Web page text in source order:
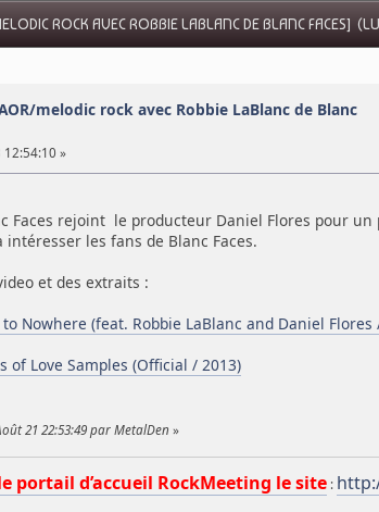
ROCK AVEC ROBBIE LABLANC DE BLANC FACES]
melodic rock avec Robbie LaBlanc de Blanc
»
Faces rejoint le producteur Daniel Flores pour
intéresser les fans de Blanc Faces.
et des extraits :
to Nowhere (feat. Robbie LaBlanc and Daniel
of Love Samples (Official / 2013)
21 22:53:49 par MetalDen »
portail d’accueil RockMeeting le site: